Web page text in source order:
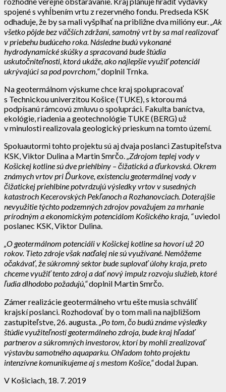
spojené s vyhĺbením vrtu z rezervného fondu. Predseda KSK
odhaduje, že by sa mali vyšplhať na približne dva milióny eur. „Ak
všetko pôjde bez väčších zdržaní, samotný vrt by sa mal realizovať
v priebehu budúceho roka. Následne budú vykonané
hydrodynamické skúšky a spracovaná bude štúdia
uskutočniteľnosti, ktorá ukáže, ako najlepšie využiť potenciál
ukrývajúci sa pod povrchom,“doplnil Trnka.
Na geotermálnom výskume chce kraj spolupracovať
s Technickou univerzitou Košice (TUKE), s ktorou má
podpísanú rámcovú zmluvu o spolupráci. Fakulta baníctva,
ekológie, riadenia a geotechnológie TUKE (BERG) už
v minulosti realizovala geologický prieskum na tomto území.
Spoluautormi tohto projektu sú aj dvaja poslanci Zastupiteľstva
KSK, Viktor Dulina a Martin Smrčo.
„Zdrojom teplej vody v
Košickej kotline sú dve priehlbiny – čižatická a ďurkovská. Okrem
známych vrtov pri Ďurkove, existenciu geotermálnej vody v
čižatickej priehlbine potvrdzujú výsledky vrtov v susedných
katastroch Kecerovských Pekľanoch a Rozhanovciach. Doterajšie
nevyužitie týchto podzemných zdrojov považujem za mrhanie
prírodným a ekonomickým potenciálom Košického kraja, “uviedol
poslanec KSK, Viktor Dulina.
„O geotermálnom potenciáli v Košickej kotline sa hovorí už 20
rokov. Tieto zdroje však naďalej nie sú využívané. Nemôžeme
očakávať, že súkromný sektor bude suplovať úlohy kraja, preto
chceme využiť tento zdroj a dať nový impulz rozvoju služieb, ktoré
ľudia dlhodobo požadujú,“doplnil Martin Smrčo.
Zámer realizácie geotermálneho vrtu ešte musia schváliť
krajskí poslanci. Rozhodovať by o tom mali na najbližšom
zastupiteľstve, 26. augusta.
„Po tom, čo budú známe výsledky
štúdie využiteľnosti geotermálneho zdroja, bude kraj hľadať
partnerov a súkromných investorov, ktorí by mohli zrealizovať
výstavbu samotného aquaparku. Ohľadom tohto projektu
intenzívne komunikujeme aj s mestom Košice,“dodal župan.
V Košiciach, 18. 7. 2019